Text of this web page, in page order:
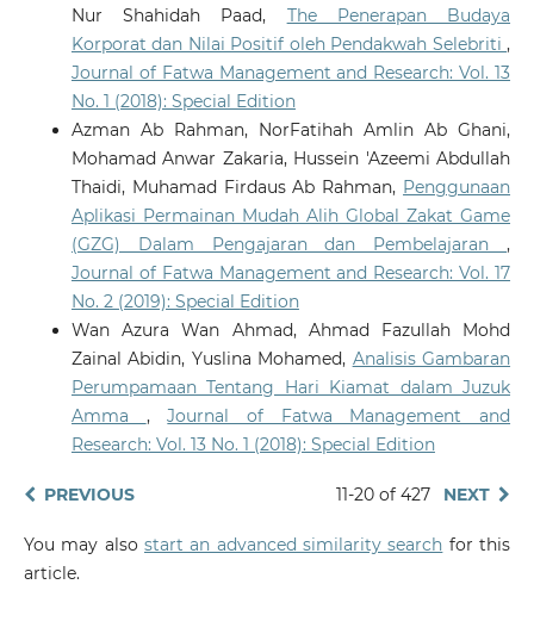
Nur Shahidah Paad, The Penerapan Budaya
Korporat dan Nilai Positif oleh Pendakwah Selebriti,
Journal of Fatwa Management and Research: Vol. 13
No. 1 (2018): Special Edition
Azman Ab Rahman, NorFatihah Amlin Ab Ghani,
Mohamad Anwar Zakaria, Hussein 'Azeemi Abdullah
Thaidi, Muhamad Firdaus Ab Rahman, Penggunaan
Aplikasi Permainan Mudah Alih Global Zakat Game
(GZG) Dalam Pengajaran dan Pembelajaran,
Journal of Fatwa Management and Research: Vol. 17
No. 2 (2019): Special Edition
Wan Azura Wan Ahmad, Ahmad Fazullah Mohd
Zainal Abidin, Yuslina Mohamed, Analisis Gambaran
Perumpamaan Tentang Hari Kiamat dalam Juzuk
Amma ,Journal of Fatwa Management and
Research: Vol. 13 No. 1 (2018): Special Edition
PREVIOUS 11-20 of 427 NEXT
You may also start an advanced similarity search for this
article.